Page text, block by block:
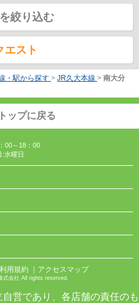
絞り込む
エスト
・駅から探す > JR久大本線 > 南大分
ップに戻る
00～18：00
:水曜日
利用規約 ｜アクセスマップ
式会社 All rights reserved.
営であり、各店舗の責任のも